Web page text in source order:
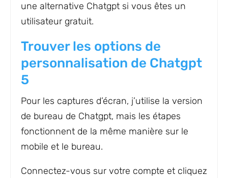
une alternative Chatgpt si vous êtes un
utilisateur gratuit.
Trouver les options de
personnalisation de Chatgpt
5
Pour les captures d’écran, j’utilise la version
de bureau de Chatgpt, mais les étapes
fonctionnent de la même manière sur le
mobile et le bureau.
Connectez-vous sur votre compte et cliquez